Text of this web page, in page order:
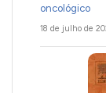
oncológico
18 de julho de